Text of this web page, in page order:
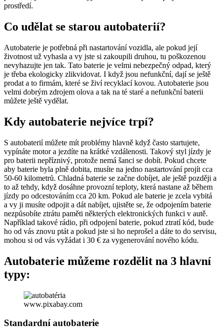
prostředí.
Co udělat se starou autobaterií?
Autobaterie je potřebná při nastartování vozidla, ale pokud její
životnost už vyhasla a vy jste si zakoupili druhou, tu poškozenou
nevyhazujte jen tak. Tato baterie je velmi nebezpečný odpad, který
je třeba ekologicky zlikvidovat. I když jsou nefunkční, dají se ještě
prodat a to firmám, které se živí recyklací kovou. Autobaterie jsou
velmi dobrým zdrojem olova a tak na té staré a nefunkční baterii
můžete ještě vydělat.
Kdy autobaterie nejvíce trpí?
S autobaterií můžete mít problémy hlavně když často startujete,
vypínáte motor a jezdíte na krátké vzdálenosti. Takový styl jízdy je
pro baterii nepříznivý, protože nemá šanci se dobít. Pokud chcete
aby baterie byla plně dobita, musíte na jedno nastartování projít cca
50-60 kilometrů. Chladná baterie se začne dobíjet, ale ještě později a
to až tehdy, když dosáhne provozní teploty, která nastane až během
jízdy po odcestováním cca 20 km. Pokud ale baterie je zcela vybitá
a vy ji musíte odpojit a dát nabíjet, ujistěte se, že odpojením baterie
nezpůsobíte ztrátu paměti některých elektronických funkci v autě.
Například takové rádio, při odpojení baterie, pokud ztratí kód, bude
ho od vás znovu ptát a pokud jste si ho neprošel a dáte to do servisu,
mohou si od vás vyžádat i 30 € za vygenerování nového kódu.
Autobaterie můžeme rozdělit na 3 hlavní
typy:
www.pixabay.com
Standardní autobaterie